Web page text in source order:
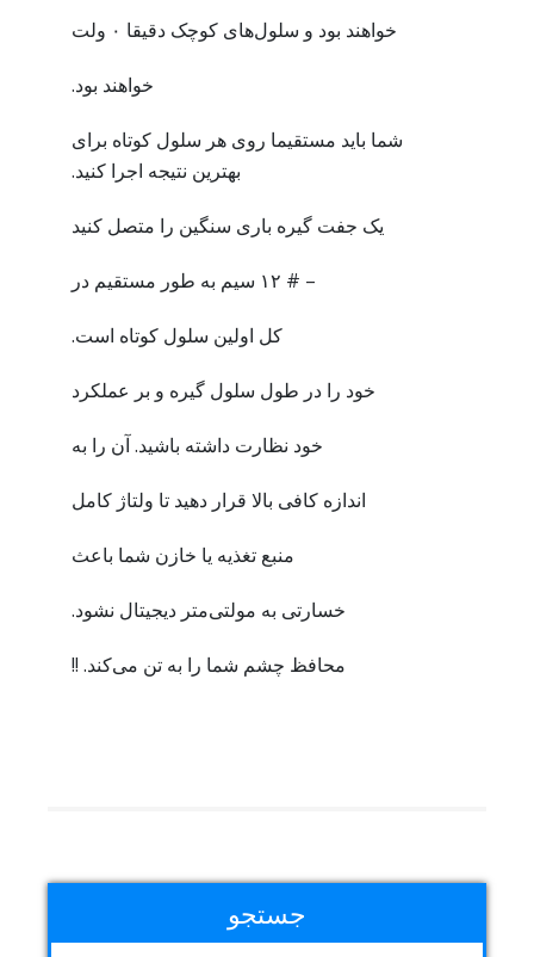
خواهند بود و سلول‌های کوچک دقیقا ۰ ولت
خواهند بود.
شما باید مستقیما روی هر سلول کوتاه برای
بهترین نتیجه اجرا کنید.
یک جفت گیره باری سنگین را متصل کنید
– # ۱۲ سیم به طور مستقیم در
کل اولین سلول کوتاه است.
خود را در طول سلول گیره و بر عملکرد
خود نظارت داشته باشید. آن را به
اندازه کافی بالا قرار دهید تا ولتاژ کامل
منبع تغذیه یا خازن شما باعث
خسارتی به مولتی‌متر دیجیتال نشود.
محافظ چشم شما را به تن می‌کند. !!
جستجو